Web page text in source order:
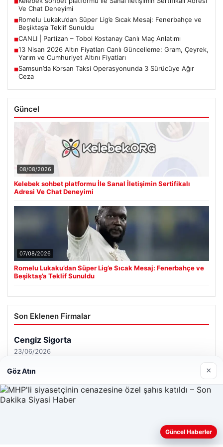
■
Ve Chat Deneyimi
■Romelu Lukaku’dan Süper Lig’e Sıcak Mesaj: Fenerbahçe ve
Beşiktaş’a Teklif Sunuldu
■CANLI | Partizan – Tobol Kostanay Canlı Maç Anlatımı
■13 Nisan 2026 Altın Fiyatları Canlı Güncelleme: Gram, Çeyrek,
Yarım ve Cumhuriyet Altını Fiyatları
■Samsun’da Korsan Taksi Operasyonunda 3 Sürücüye Ağır
Ceza
Güncel
08/08/2026
Kelebek sohbet platformu İle Sanal İletişimin Sertifikalı
Adresi Ve Chat Deneyimi
07/08/2026
Romelu Lukaku’dan Süper Lig’e Sıcak Mesaj: Fenerbahçe ve
Beşiktaş’a Teklif Sunuldu
Son Eklenen Firmalar
Web sitemizi nasıl kullandığınızı daha iyi anlayabilmek,
Göz Atın ×
Güncel Haberler